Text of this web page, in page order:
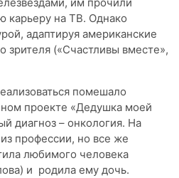
карьеру на ТВ. Однако
адаптируя американские
зрителя («Счастливы вместе»,
помешало
проекте «Дедушка моей
диагноз – онкология. На
профессии, но все же
любимого человека
и родила ему дочь.